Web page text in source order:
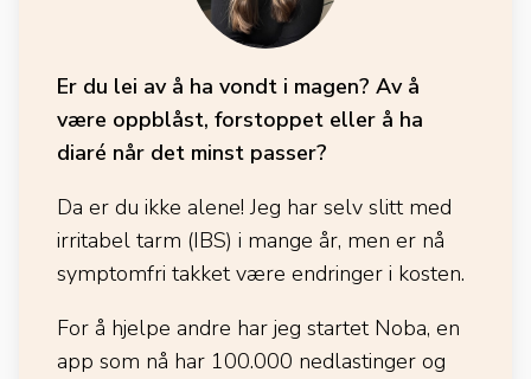
Er du lei av å ha vondt i magen? Av å
være oppblåst, forstoppet eller å ha
diaré når det minst passer?
Da er du ikke alene! Jeg har selv slitt med
irritabel tarm (IBS) i mange år, men er nå
symptomfri takket være endringer i kosten.
For å hjelpe andre har jeg startet Noba, en
app som nå har 100.000 nedlastinger og